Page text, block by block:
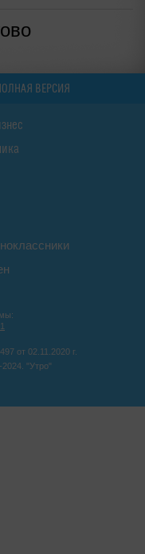
ВЕРСИЯ
от 02.11.2020 г.
"Утро"